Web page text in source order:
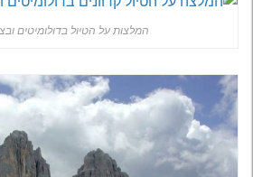
המלצות על הטיול בדולומיטים